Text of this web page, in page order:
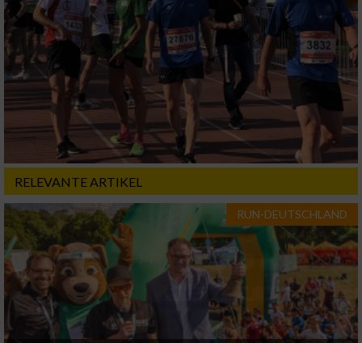
RELEVANTE ARTIKEL
RUN-DEUTSCHLAND